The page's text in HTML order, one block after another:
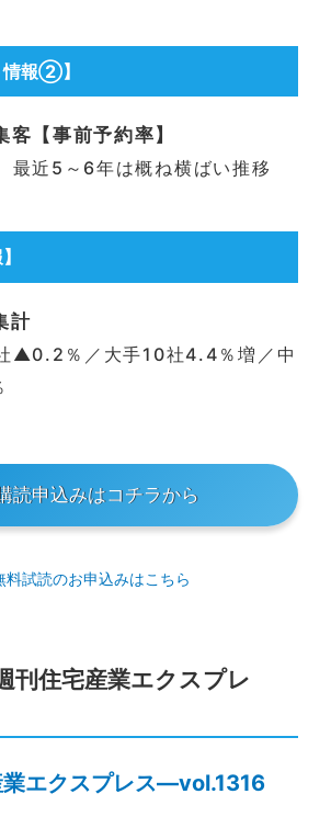
情報②】
【事前予約率】
最近5～6年は概ね横ばい推移
計
▲0.2％／大手10社4.4％増／中
読申込みはコチラから
料試読のお申込みはこちら
刊住宅産業エクスプレ
業エクスプレス―vol.1316